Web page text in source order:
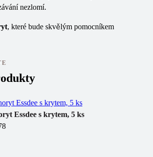
nezlomí.
, které bude skvělým pomocníkem
Essdee s krytem, 5 ks